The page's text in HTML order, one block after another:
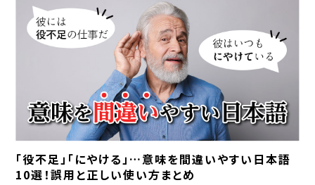
「役不足」「にやける」…意味を間違いやすい日本語
10選！誤用と正しい使い方まとめ